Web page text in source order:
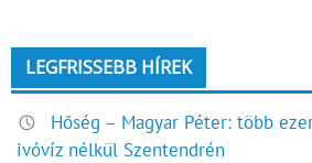
LEGFRISSEBB HÍREK
Hőség – Magyar Péter: több
ivóvíz nélkül Szentendrén